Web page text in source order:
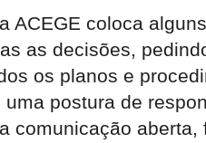
ACEGE coloca
as decisões,
os planos e
uma postura de
comunicação